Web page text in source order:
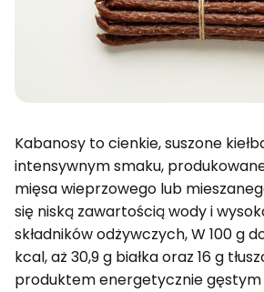
Kabanosy to cienkie, suszone
intensywnym smaku,
mięsa wieprzowego lub
się niską zawartością wody i
składników odżywczych, W 100 g
kcal, aż 30,9 g białka oraz 16 g
produktem energetycznie gęstym